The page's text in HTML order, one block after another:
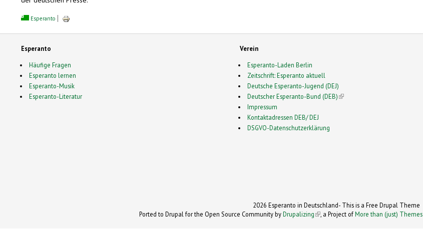
Esperanto
Esperanto
Häufige Fragen
Esperanto lernen
Esperanto-Musik
Esperanto-Literatur
Verein
Esperanto-Laden Berlin
Zeitschrift: Esperanto aktuell
Deutsche Esperanto-Jugend (DEJ)
Deutscher Esperanto-Bund (DEB)(link is external)
Impressum
Kontaktadressen DEB/ DEJ
DSGVO-Datenschutzerklärung
2026 Esperanto in Deutschland- This is a Free Drupal Theme
Ported to Drupal for the Open Source Community byDrupalizing(link is external)
, a Project ofMore than (just) Themes